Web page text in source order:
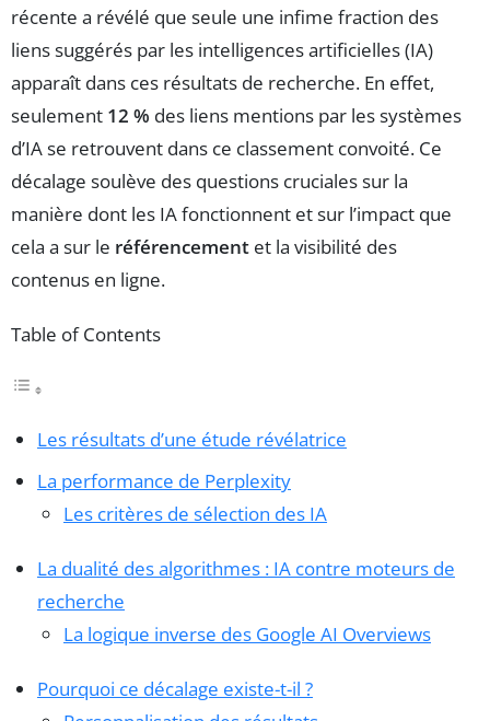
récente a révélé que seule une infime fraction des
liens suggérés par les intelligences artificielles (IA)
apparaît dans ces résultats de recherche. En effet,
seulement 12 % des liens mentions par les systèmes
d’IA se retrouvent dans ce classement convoité. Ce
décalage soulève des questions cruciales sur la
manière dont les IA fonctionnent et sur l’impact que
cela a sur le référencement et la visibilité des
contenus en ligne.
Table of Contents
Les résultats d’une étude révélatrice
La performance de Perplexity
Les critères de sélection des IA
La dualité des algorithmes : IA contre moteurs de
recherche
La logique inverse des Google AI Overviews
Pourquoi ce décalage existe-t-il ?